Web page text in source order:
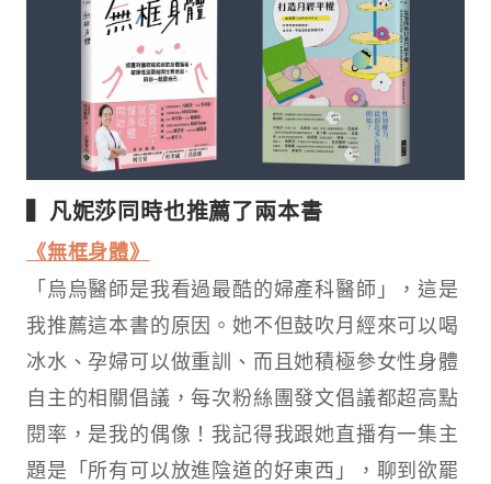
▍凡妮莎同時也推薦了兩本書
《無框身體》
「烏烏醫師是我看過最酷的婦產科醫師」，這是
我推薦這本書的原因。她不但鼓吹月經來可以喝
冰水、孕婦可以做重訓、而且她積極參女性身體
自主的相關倡議，每次粉絲團發文倡議都超高點
閱率，是我的偶像！我記得我跟她直播有一集主
題是「所有可以放進陰道的好東西」，聊到欲罷